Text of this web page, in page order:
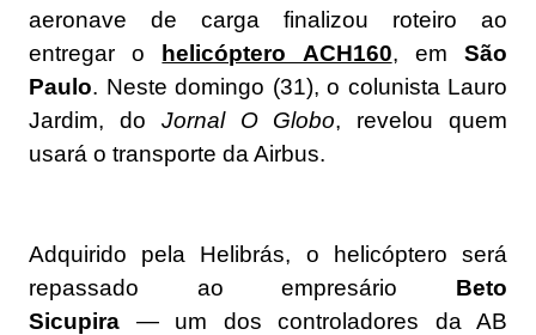
aeronave de carga finalizou roteiro ao
entregar o
helicóptero ACH160, em São
Paulo. Neste domingo (31), o colunista Lauro
Jardim, do Jornal O Globo, revelou quem
usará o transporte da Airbus.
Adquirido pela Helibrás, o helicóptero será
repassado ao empresário Beto
Sicupira —
um dos controladores da AB